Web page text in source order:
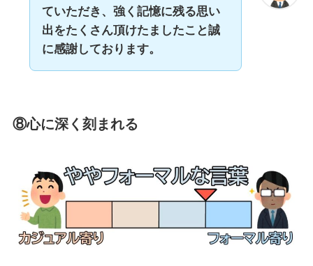
ていただき、強く記憶に残る思い
出をたくさん頂けたましたこと誠
に感謝しております。
⑧心に深く刻まれる